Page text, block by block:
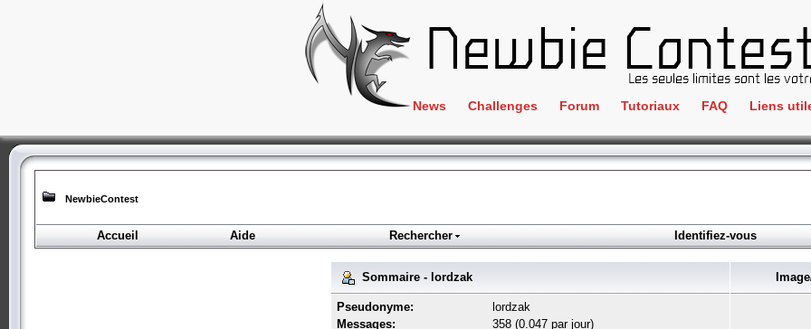
News Challenges
Crackme
ClientSide
Forensics
Programmation
Forum Tutoriaux FAQ Liens
IRC
NewbieContest
Accueil
Aide Rechercher Identifiez-vous
Sommaire - lordzak
Pseudonyme:
lordzak
Messages:
358 (0.047 par jour)